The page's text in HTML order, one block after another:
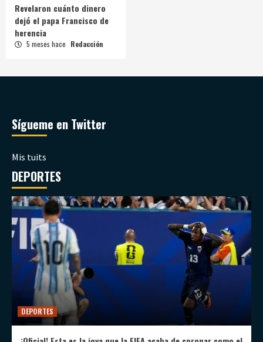
Revelaron cuánto dinero
dejó el papa Francisco de
herencia
5 meses hace Redacción
Sígueme en Twitter
Mis tuits
DEPORTES
DEPORTES